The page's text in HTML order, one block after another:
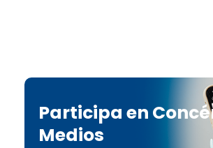
Participa en
Medios